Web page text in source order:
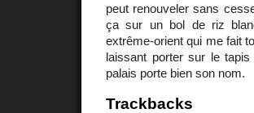
peut renouveler sans
ça sur un bol de riz
extrême-orient qui me fait
laissant porter sur le
palais porte bien son nom.
Trackbacks